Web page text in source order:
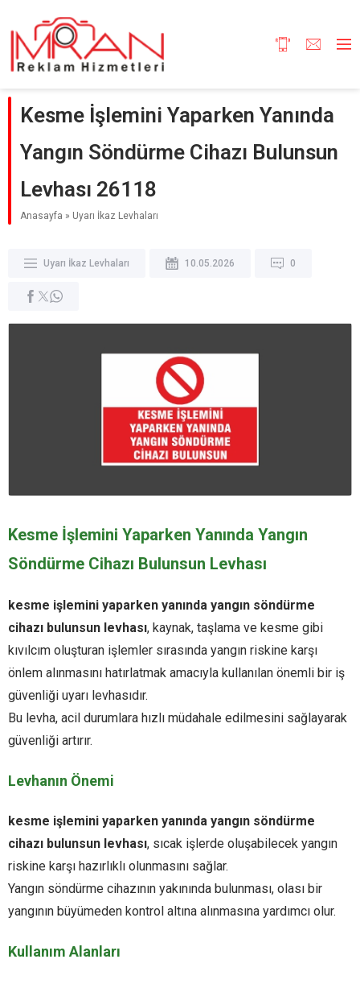
Kesme İşlemini Yaparken Yanında
Yangın Söndürme Cihazı Bulunsun
Levhası 26118
Anasayfa » Uyarı İkaz Levhaları
Uyarı İkaz Levhaları 10.05.2026 0
Kesme İşlemini Yaparken Yanında Yangın
Söndürme Cihazı Bulunsun Levhası
kesme işlemini yaparken yanında yangın söndürme
cihazı bulunsun levhası, kaynak, taşlama ve kesme gibi
kıvılcım oluşturan işlemler sırasında yangın riskine karşı
önlem alınmasını hatırlatmak amacıyla kullanılan önemli bir iş
güvenliği uyarı levhasıdır.
Bu levha, acil durumlara hızlı müdahale edilmesini sağlayarak
güvenliği artırır.
Levhanın Önemi
kesme işlemini yaparken yanında yangın söndürme
cihazı bulunsun levhası, sıcak işlerde oluşabilecek yangın
riskine karşı hazırlıklı olunmasını sağlar.
Yangın söndürme cihazının yakınında bulunması, olası bir
yangının büyümeden kontrol altına alınmasına yardımcı olur.
Kullanım Alanları